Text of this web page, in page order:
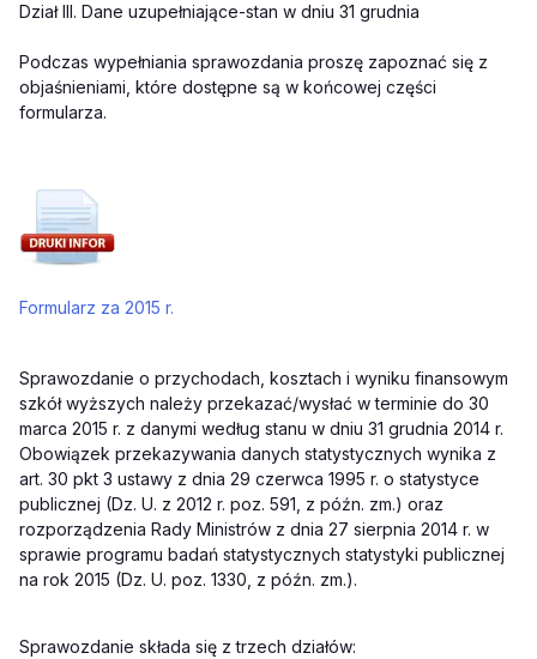
Dział III. Dane uzupełniające-stan w dniu 31 grudnia
Podczas wypełniania sprawozdania proszę zapoznać się z
objaśnieniami, które dostępne są w końcowej części
formularza.
Formularz za 2015 r.
Sprawozdanie o przychodach, kosztach i wyniku finansowym
szkół wyższych należy przekazać/wysłać w terminie do 30
marca 2015 r. z danymi według stanu w dniu 31 grudnia 2014 r.
Obowiązek przekazywania danych statystycznych wynika z
art. 30 pkt 3 ustawy z dnia 29 czerwca 1995 r. o statystyce
publicznej (Dz. U. z 2012 r. poz. 591, z późn. zm.) oraz
rozporządzenia Rady Ministrów z dnia 27 sierpnia 2014 r. w
sprawie programu badań statystycznych statystyki publicznej
na rok 2015 (Dz. U. poz. 1330, z późn. zm.).
Sprawozdanie składa się z trzech działów: